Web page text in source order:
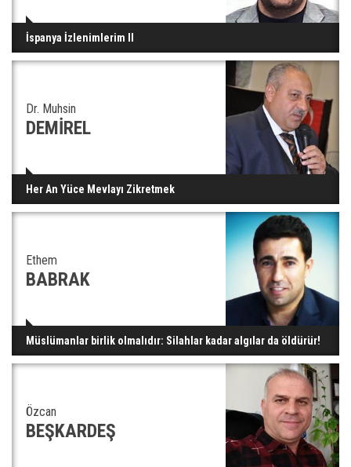
İspanya İzlenimlerim II
Dr. Muhsin
DEMİREL
Her An Yüce Mevlayı Zikretmek
Ethem
BABRAK
Müslümanlar birlik olmalıdır: Silahlar kadar algılar da öldürür!
Özcan
BEŞKARDEŞ